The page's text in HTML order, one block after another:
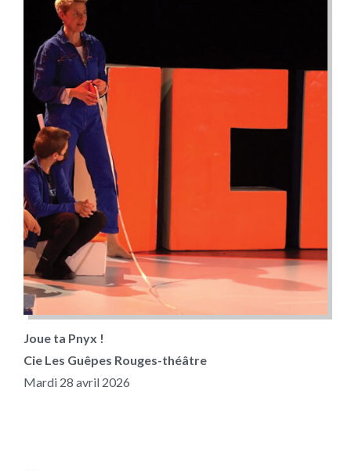
Joue ta Pnyx !
Cie Les Guêpes Rouges-théâtre
Mardi 28 avril 2026